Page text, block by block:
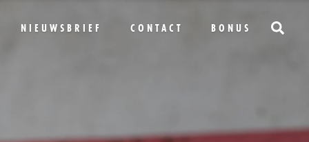
NIEUWSBRIEF CONTACT BONUS